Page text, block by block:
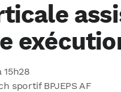
15h28
sportif BPJEPS AF